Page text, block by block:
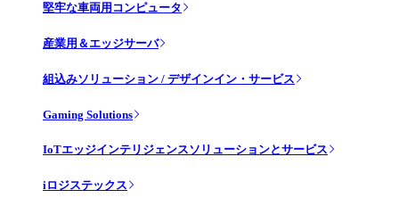
堅牢な車両用コンピュータ
産業用＆エッジサーバ
組込みソリューション / デザインイン・サービス
Gaming Solutions
IoTエッジインテリジェンスソリューションとサービス
iロジステックス